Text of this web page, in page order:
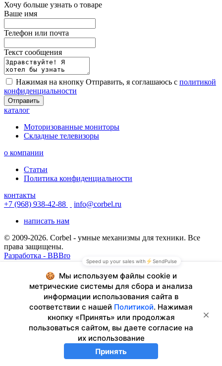
Хочу больше узнать о товаре
Ваше имя
Телефон или почта
Текст сообщения
Нажимая на кнопку Отправить, я соглашаюсь с политикой
конфиденциальности
Отправить
каталог
Моторизованные мониторы
Складные телевизоры
о компании
Статьи
Политика конфиденциальности
контакты
+7 (968) 938-42-88
info@corbel.ru
написать нам
© 2009-2026. Corbel - умные механизмы для техники. Все
права защищены.
Разработка - BBBro
© 2009-2026. Corbel - умные механизмы для техники. Все
права защищены.
Разработка - BBBro
+7 (968) 938-42-88
info@corbel.ru
написать нам
обратный звонок
© 2009-2026. Corbel - умные механизмы для техники. Все
Разработка - BBBro